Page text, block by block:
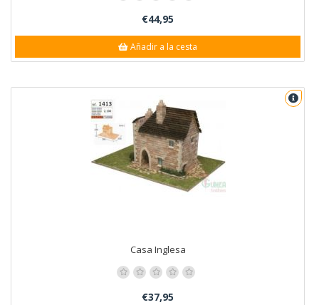
€44,95
Añadir a la cesta
Casa Inglesa
€37,95